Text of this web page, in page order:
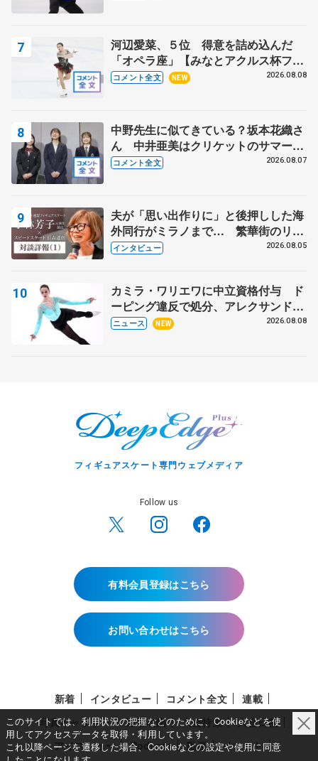
河辺愛菜、５位 得意を詰め込んだ
「オペラ座」【みなとアクルス杯フリ
ー】
コメント全文 NEW 2026.08.08
中野先生に似てきている？坂本花織さ
ん 中井亜美はクリケットのサマーキ
ャンプに 島田麻央はたくさん試合に
コメント全文 2026.08.07
夫が「思い出作りに」と後押しした海
外同行がミラノまで… 繁華街のリン
クでは不良のお兄さんも味方に 小林
インタビュー 2026.08.05
カミラ・ワリエワに中立資格付与 ド
ーピング違反で処分、アレクサンド
ラ・イグナトワも
ニュース NEW 2026.08.08
フィギュアスケート専門ウェブメディア
Follow us
有料会員登録はこちら
お問い合わせはこちら
新着 インタビュー コメント全文
連載
写真ギャラリー
選手名鑑 大会特集
大会日程
アイスショー
Podcast 動画 イベント
このサイトでは、利用状況の把握などのために、Cookieなどを使
用してアクセスデータを取得・利用しています。
これ以降ページを遷移した場合、Cookieなどの設定や使用に同意